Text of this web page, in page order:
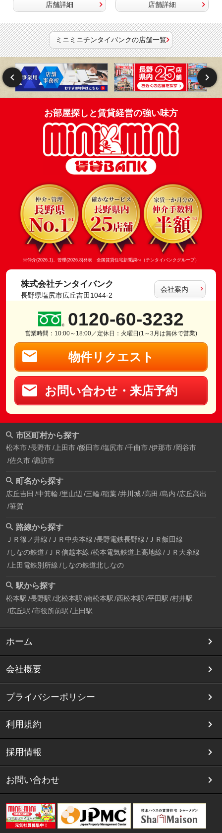
店舗詳細
店舗詳細
ミニミニチンタイバンクの店舗一覧
お部屋探しと賃貸経営の強い味方
※仲介(2026.1)、管理(2026.8)発表 全国賃貸住宅新聞調べ（チンタイバンクグループ）
株式会社チンタイバンク
長野県塩尻市広丘吉田1044-2
会社案内
0120-60-3232
営業時間：10:00～18:00／定休日：火曜日(1～3月は無休で営業)
物件リクエスト
お問い合わせ・来店予約
市区町村から探す
松本市 長野市 上田市 飯田市 塩尻市 千曲市 伊那市 岡谷市
佐久市 諏訪市
町名から探す
広丘吉田 中箕輪 里山辺 三輪 稲葉 井川城 高田 島内 広丘高出
笹賀
路線から探す
ＪＲ篠ノ井線 ＪＲ中央本線 長野電鉄長野線 ＪＲ飯田線
しなの鉄道 ＪＲ信越本線 松本電気鉄道上高地線
ＪＲ大糸線
上田電鉄別所線 しなの鉄道北しなの
駅から探す
松本駅 長野駅 北松本駅 南松本駅 西松本駅 平田駅 村井駅
広丘駅 市役所前駅 上田駅
ホーム
会社概要
プライバシーポリシー
利用規約
採用情報
お問い合わせ